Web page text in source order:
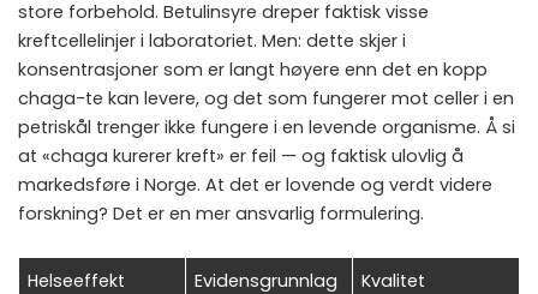
store forbehold. Betulinsyre dreper faktisk visse
kreftcellelinjer i laboratoriet. Men: dette skjer i
konsentrasjoner som er langt høyere enn det en kopp
chaga-te kan levere, og det som fungerer mot celler i en
petriskål trenger ikke fungere i en levende organisme. Å si
at «chaga kurerer kreft» er feil — og faktisk ulovlig å
markedsføre i Norge. At det er lovende og verdt videre
forskning? Det er en mer ansvarlig formulering.
Helseeffekt Evidensgrunnlag Kvalitet